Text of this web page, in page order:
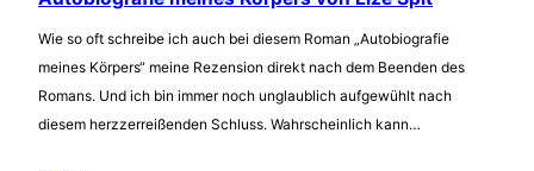
Wie so oft schreibe ich auch bei diesem Roman „Autobiografie
meines Körpers“ meine Rezension direkt nach dem Beenden des
Romans. Und ich bin immer noch unglaublich aufgewühlt nach
diesem herzzerreißenden Schluss. Wahrscheinlich kann…